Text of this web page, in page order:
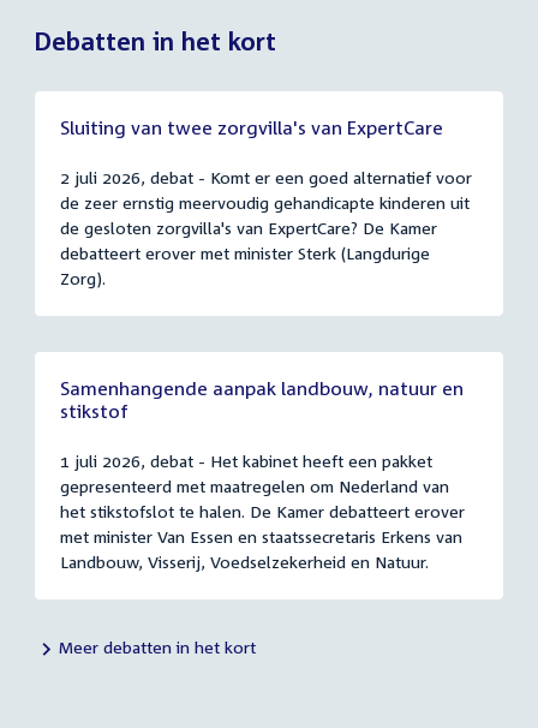
Debatten in het kort
Sluiting van twee zorgvilla's van ExpertCare
2 juli 2026, debat - Komt er een goed alternatief voor
de zeer ernstig meervoudig gehandicapte kinderen uit
de gesloten zorgvilla's van ExpertCare? De Kamer
debatteert erover met minister Sterk (Langdurige
Zorg).
Samenhangende aanpak landbouw, natuur en
stikstof
1 juli 2026, debat - Het kabinet heeft een pakket
gepresenteerd met maatregelen om Nederland van
het stikstofslot te halen. De Kamer debatteert erover
met minister Van Essen en staatssecretaris Erkens van
Landbouw, Visserij, Voedselzekerheid en Natuur.
Meer debatten in het kort